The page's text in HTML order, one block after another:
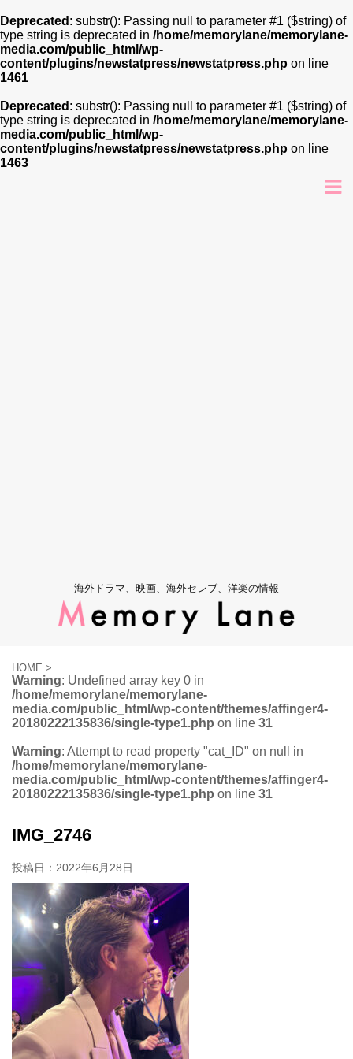
Deprecated : substr(): Passing null to parameter #1 ($string) of
type string is deprecated in /home/memorylane/memorylane-
media.com/public_html/wp-
content/plugins/newstatpress/newstatpress.php on line
1461
Deprecated : substr(): Passing null to parameter #1 ($string) of
type string is deprecated in /home/memorylane/memorylane-
media.com/public_html/wp-
content/plugins/newstatpress/newstatpress.php on line
1463
海外ドラマ、映画、海外セレブ、洋楽の情報
HOME >
Warning: Undefined array key 0 in
/home/memorylane/memorylane-
media.com/public_html/wp-content/themes/affinger4-
20180222135836/single-type1.php on line 31
Warning: Attempt to read property "cat_ID" on null in
/home/memorylane/memorylane-
media.com/public_html/wp-content/themes/affinger4-
20180222135836/single-type1.php on line 31
IMG_2746
投稿日： 2022年6月28日